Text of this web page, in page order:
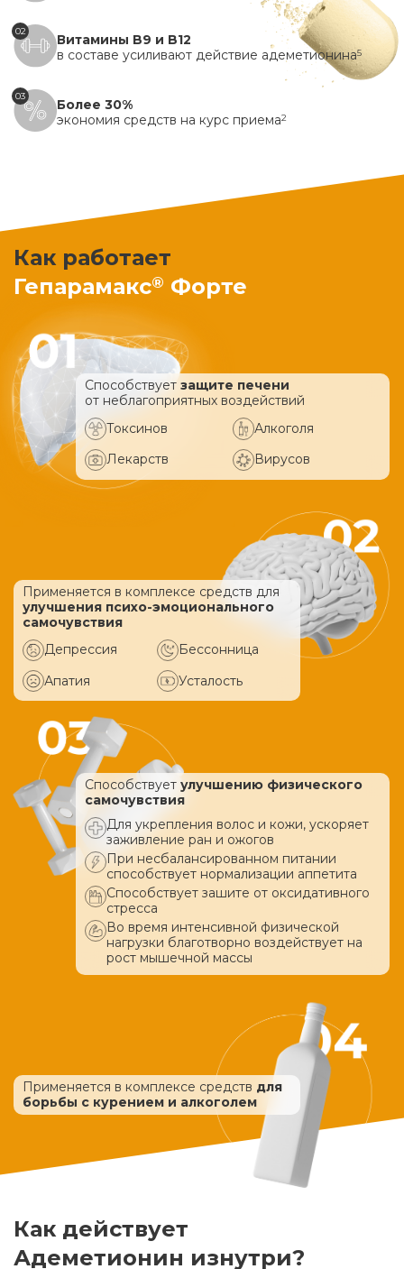
02
Витамины B9 и B12
в составе усиливают действие адеметионина5
03
Более 30%
экономия средств на курс приема2
Как работает
Гепарамакс® Форте
Способствует защите печени
от неблагоприятных воздействий
Токсинов
Алкоголя
Лекарств
Вирусов
Применяется в комплексе средств для
улучшения психо-эмоционального
самочувствия
Депрессия
Бессонница
Апатия
Усталость
Способствует улучшению физического
самочувствия
Для укрепления волос и кожи, ускоряет
заживление ран и ожогов
При несбалансированном питании
способствует нормализации аппетита
Способствует зашите от оксидативного
стресса
Во время интенсивной физической
нагрузки благотворно воздействует на
рост мышечной массы
Применяется в комплексе средств для
борьбы с курением и алкоголем
Как действует
Адеметионин изнутри?